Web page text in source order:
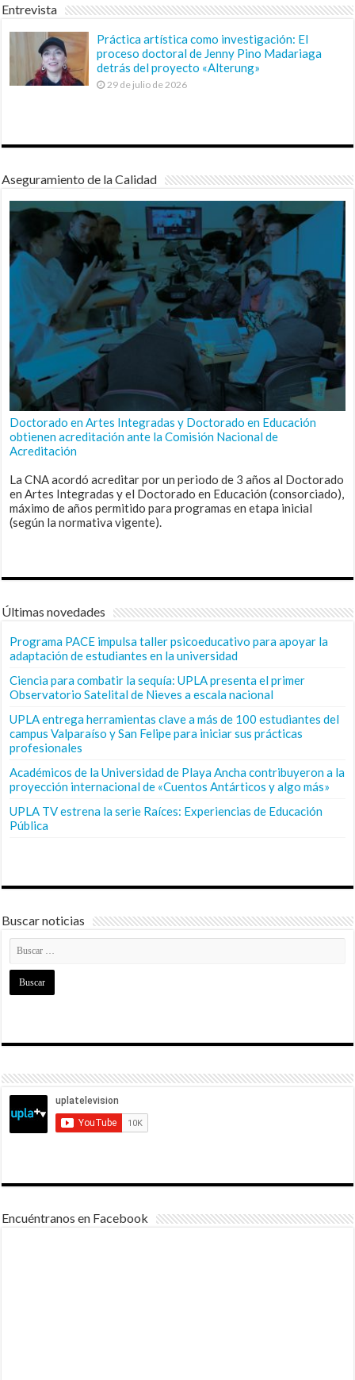
Entrevista
Práctica artística como investigación: El
proceso doctoral de Jenny Pino Madariaga
detrás del proyecto «Alterung»
29 de julio de 2026
Aseguramiento de la Calidad
Doctorado en Artes Integradas y Doctorado en Educación
obtienen acreditación ante la Comisión Nacional de
Acreditación
La CNA acordó acreditar por un periodo de 3 años al Doctorado
en Artes Integradas y el Doctorado en Educación (consorciado),
máximo de años permitido para programas en etapa inicial
(según la normativa vigente).
Últimas novedades
Programa PACE impulsa taller psicoeducativo para apoyar la
adaptación de estudiantes en la universidad
Ciencia para combatir la sequía: UPLA presenta el primer
Observatorio Satelital de Nieves a escala nacional
UPLA entrega herramientas clave a más de 100 estudiantes del
campus Valparaíso y San Felipe para iniciar sus prácticas
profesionales
Académicos de la Universidad de Playa Ancha contribuyeron a la
proyección internacional de «Cuentos Antárticos y algo más»
UPLA TV estrena la serie Raíces: Experiencias de Educación
Pública
Buscar noticias
Encuéntranos en Facebook